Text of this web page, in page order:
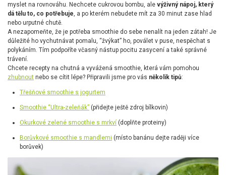
myslet na rovnováhu. Nechcete cukrovou bombu, ale výživný nápoj, který
dá tělu to, co potřebuje, a po kterém nebudete mít za 30 minut zase hlad
nebo urputné chutě.
A nezapomeňte, že je potřeba smoothie do sebe nenalít na jeden zátah! Je
důležité ho vychutnávat pomalu, “žvýkat” ho, poválet v puse, nespěchat s
polykáním. Tím podpoříte včasný nástup pocitu zasycení a také správné
trávení.
Chcete recepty na chutná a vyvážená smoothie, která vám pomohou
zhubnout nebo se cítit lépe? Připravili jsme pro vás několik tipů:
Třešňové smoothie s jogurtem
Smoothie “Ultra-zeleňák” (přidejte ještě zdroj bílkovin)
Okurkové zelené smoothie s mrkví (doplňte proteiny)
Borůvkové smoothie s mandlemi (místo banánu dejte raději více
borůvek)